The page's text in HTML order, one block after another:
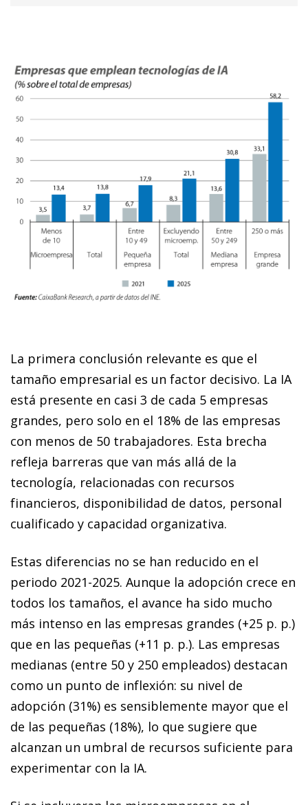
La primera conclusión relevante es que el
tamaño empresarial es un factor decisivo. La IA
está presente en casi 3 de cada 5 empresas
grandes, pero solo en el 18% de las empresas
con menos de 50 trabajadores. Esta brecha
refleja barreras que van más allá de la
tecnología, relacionadas con recursos
financieros, disponibilidad de datos, personal
cualificado y capacidad organizativa.
Estas diferencias no se han reducido en el
periodo 2021-2025. Aunque la adopción crece en
todos los tamaños, el avance ha sido mucho
más intenso en las empresas grandes (+25 p. p.)
que en las pequeñas (+11 p. p.). Las empresas
medianas (entre 50 y 250 empleados) destacan
como un punto de inflexión: su nivel de
adopción (31%) es sensiblemente mayor que el
de las pequeñas (18%), lo que sugiere que
alcanzan un umbral de recursos suficiente para
experimentar con la IA.